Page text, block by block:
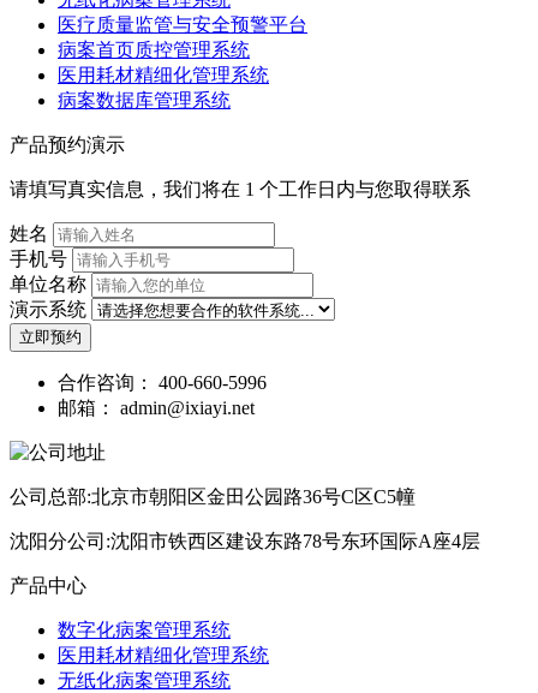
医疗质量监管与安全预警平台
病案首页质控管理系统
医用耗材精细化管理系统
病案数据库管理系统
产品预约演示
请填写真实信息，我们将在 1 个工作日内与您取得联系
姓名
手机号
单位名称
演示系统
立即预约
合作咨询： 400-660-5996
邮箱： admin@ixiayi.net
公司总部:北京市朝阳区金田公园路36号C区C5幢
沈阳分公司:沈阳市铁西区建设东路78号东环国际A座4层
产品中心
数字化病案管理系统
医用耗材精细化管理系统
无纸化病案管理系统